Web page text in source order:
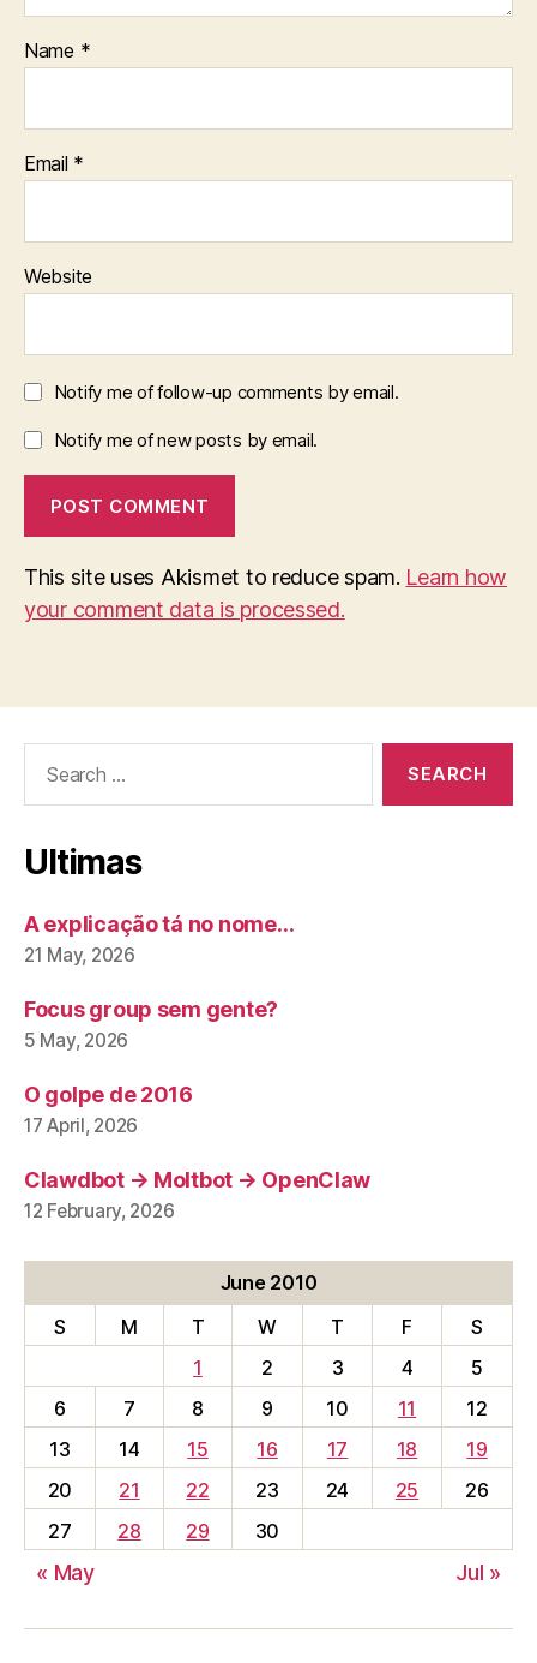
Name *
Email *
Website
Notify me of follow-up comments by email.
Notify me of new posts by email.
This site uses Akismet to reduce spam. Learn how
your comment data is processed.
Ultimas
A explicação tá no nome…
21 May, 2026
Focus group sem gente?
5 May, 2026
O golpe de 2016
17 April, 2026
Clawdbot → Moltbot → OpenClaw
12 February, 2026
June 2010
S
M T W T F
S
1
2 3 4
5
6
7 8 9 10 11
12
13
14 15 16 17 18
19
20
21 22 23 24 25
26
27
28 29 30
« May Jul »